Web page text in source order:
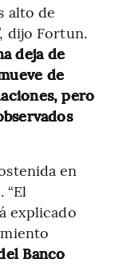
alto de
dijo Fortun.
deja de
de
pero
en
“El
explicado
Banco